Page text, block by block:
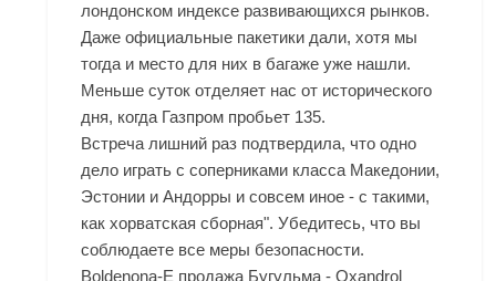
лондонском индексе развивающихся рынков.
Даже официальные пакетики дали, хотя мы
тогда и место для них в багаже уже нашли.
Меньше суток отделяет нас от исторического
дня, когда Газпром пробьет 135.
Встреча лишний раз подтвердила, что одно
дело играть с соперниками класса Македонии,
Эстонии и Андорры и совсем иное - с такими,
как хорватская сборная". Убедитесь, что вы
соблюдаете все меры безопасности.
Boldenona-E продажа Бугульма - Oxandrol